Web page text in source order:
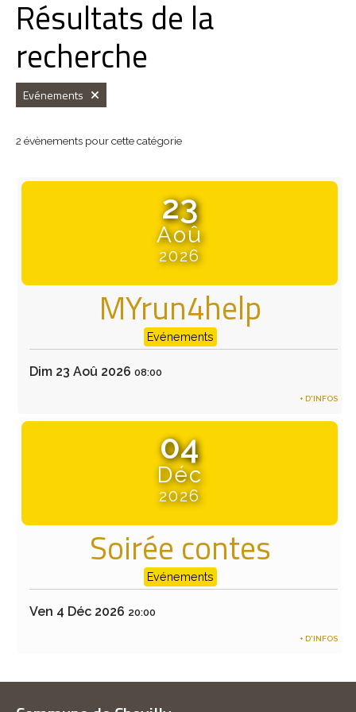
Résultats de la
recherche
Evénements
2 évènements pour cette catégorie
23
Aoû
2026
MYrun4help
Evénements
Dim 23 Aoû 2026 08:00
+ D'INFOS
04
Déc
2026
Soirée contes
Evénements
Ven 4 Déc 2026 20:00
+ D'INFOS